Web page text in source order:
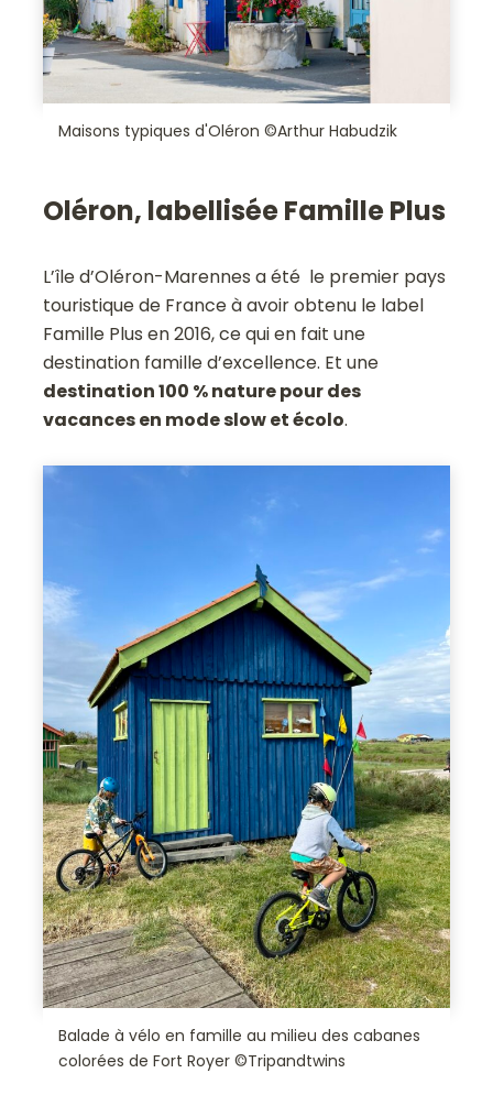
Maisons typiques d'Oléron ©Arthur Habudzik
Oléron, labellisée Famille Plus
L’île d’Oléron-Marennes a été le premier pays
touristique de France à avoir obtenu le label
Famille Plus en 2016, ce qui en fait une
destination famille d’excellence. Et une
destination 100 % nature pour des
vacances en mode slow et écolo.
Balade à vélo en famille au milieu des cabanes
colorées de Fort Royer ©Tripandtwins